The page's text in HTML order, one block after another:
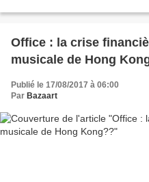
Office : la crise
musicale de Hong
Publié le 17/08/2017 à 06:00
Par Bazaart